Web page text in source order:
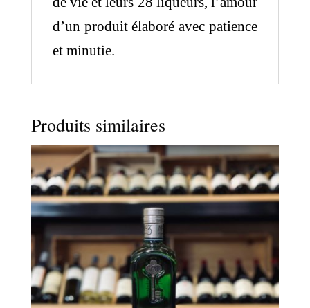
d’un produit élaboré avec patience
et minutie.
Produits similaires